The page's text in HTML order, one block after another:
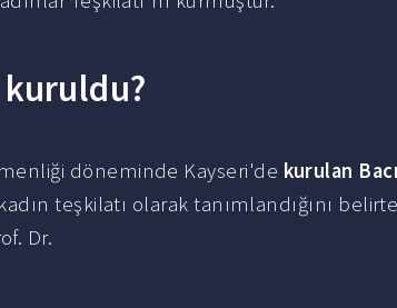
kuruldu?
döneminde Kayseri'de kurulan
teşkilatı olarak tanımlandığını
Dr.